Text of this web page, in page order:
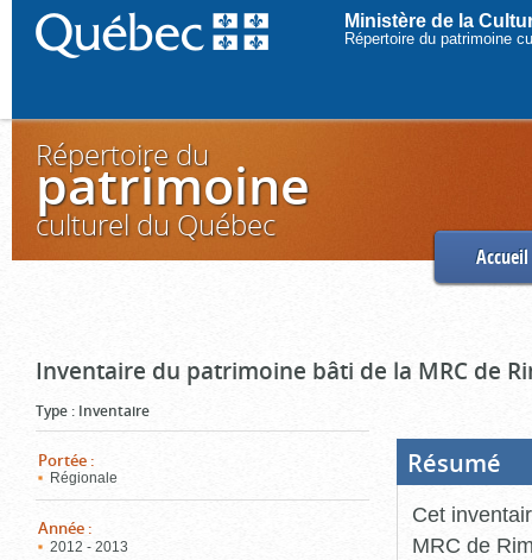
Ministère de la
Répertoire du patrimoine
Répertoire du
patrimoine
culturel du Québec
Accueil
Inventaire du patrimoine bâti de la MRC de
Type : Inventaire
Portée :
Régionale
Année :
2012 - 2013
Résumé
Cet
MRC de